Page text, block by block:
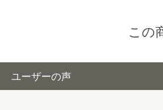
この
ユーザーの声